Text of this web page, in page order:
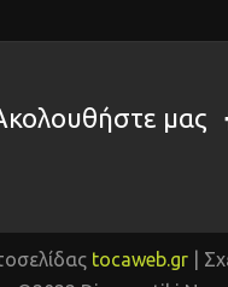
μας
tocaweb.gr |